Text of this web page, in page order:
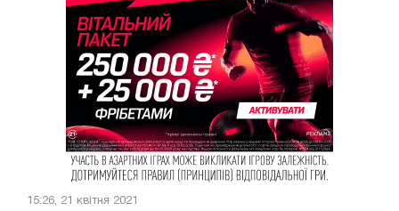
15:26, 21 квітня 2021